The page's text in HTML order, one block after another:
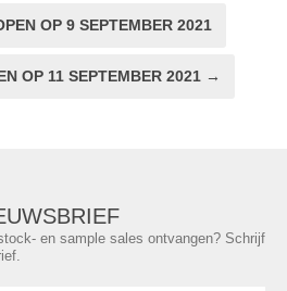
OP 9 SEPTEMBER 2021
OP 11 SEPTEMBER 2021 →
en sample sales ontvangen? Schrijf